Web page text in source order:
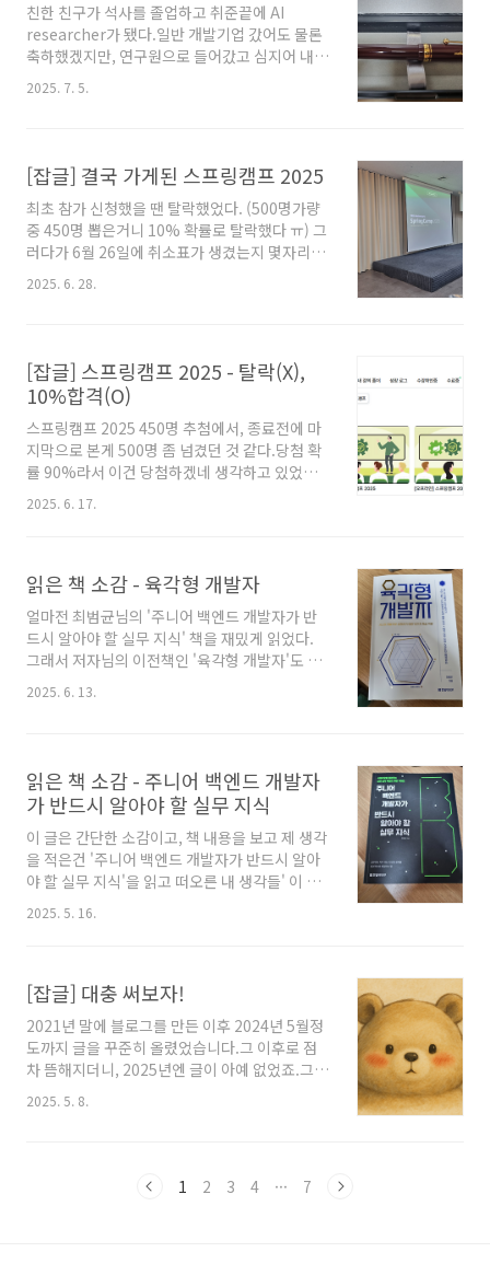
로 클린 아키텍처, DDD에 대한 지식이 있어야 수
월하게 읽을 수 있는 책이다. 애그리거트 루트 등
의 관련 용어가 별다른 설명 없이 자주 나온다. 또
한 좀 더 공통화해서 설명하느라 배경지식이 없
친한 친구가 석사를 졸업하고 취준끝에 AI
researcher가 됐다.일반 개발기업 갔어도 물론
축하했겠지만, 연구원으로 들어갔고 심지어 내
대학교때 꿈과 같은 곳에 들어갔다.당시 나도 연
구보고서 제출하러 가봤었는데, 그 때 담당자분
단해.. 그래서 뭔가 선물해주고 싶었는데 만년필
이 생각났다. 물론 펜과 가장 안어울리는 AI 연구
원이지만 그래도 만년필은 뭔가 시대를 거슬러
'지식'에 대한 상징성을 나타내므로 적절하다고
생각했다. 연구원이니 서명같은건 할테니 서명할
때 멋있으라는 의미도 있었다. 아무튼 이 글은 선
2025. 7. 5.
[잡글] 결국 가게된 스프링캠프 2025
최초 참가 신청했을 땐 탈락했었다. (500명가량
중 450명 뽑은거니 10% 확률로 탈락했다 ㅠ) 그
러다가 6월 26일에 취소표가 생겼는지 몇자리가
나와서 결국 갈 수 있었다. 사정상 중간에 나와서
강의에 대한 리뷰는 나중에 영상 올라오면 생각
수 있다. 파우치랑 양말, 키링중에 선택이다. 나머
지는 스프링캠프 2025 굿즈다. 제일 맘에 드는건
역시 키캡인데, 무려 누르면 불빛이 나온다!
2025. 6. 28.
[잡글] 스프링캠프 2025 - 탈락(X),
10%합격(O)
스프링캠프 2025 450명 추첨에서, 종료전에 마
지막으로 본게 500명 좀 넘겼던 것 같다.당첨 확
률 90%라서 이건 당첨하겠네 생각하고 있었더
니 ㅠㅠ 행복회로 ON해서 탈락이 아니라 10%
합격! 특히 딴거보다 최애 저자인 조영호님을 못
싶었는데!!
2025. 6. 17.
읽은 책 소감 - 육각형 개발자
얼마전 최범균님의 '주니어 백엔드 개발자가 반
드시 알아야 할 실무 지식' 책을 재밌게 읽었다.
그래서 저자님의 이전책인 '육각형 개발자'도 읽
어보게되었다. 육각형 개발자 표지를 보고 바로
생각난건 알고리즘 그래프였다. 사람마다 좋아하
는 사람들은 math쪽만 엄청 높아서 화살표모양
이기도 하다. 그리고 고티어로 갈수록 확실히 모
든 태그에 대해 평탄화되어서 이쁜 8각형을 그리
게 된다. 저자분도 이 책에서 너무 구현 기술만 생
각하지 말고, 다른 역량도 키워보라고 얘기해주
신다. 각 챕터의 제목만 보면 다음과 같다.- 구현
해- 응집도와 결합도- 리펙터링- 테스트- 아..
2025. 6. 13.
읽은 책 소감 - 주니어 백엔드 개발자
가 반드시 알아야 할 실무 지식
이 글은 간단한 소감이고, 책 내용을 보고 제 생각
을 적은건 '주니어 백엔드 개발자가 반드시 알아
야 할 실무 지식'을 읽고 떠오른 내 생각들' 이 글
보니 자연스레 DDD를 접했고, 조영호님의 DDD
작하기' 라는 책도 읽었었다. 딱봐도 저자분이 고
게 '최범균'님의 이름도 머리에 남았다. 2025년
4월 28일 출간된 최범균님의 신간 '주니어 백엔
드 개발자가 반드시 알아야 할 실무 지식' 책이 발
간된걸 5월 4일에 알았고, 바로 구매해서 방금 전
2025. 5. 16.
[잡글] 대충 써보자!
2021년 말에 블로그를 만든 이후 2024년 5월정
도까지 글을 꾸준히 올렸었습니다.그 이후로 점
차 뜸해지더니, 2025년엔 글이 아예 없었죠.그간
로그에 글을 올리지 못했던 것 같습니다.주변 사
까 여러번 검증하고 그랬던 것 같아요.또 못해도
일주일에 몇번은 올려야한다! 이런 스스로 만든
2025. 5. 8.
1 2 3 4 ··· 7